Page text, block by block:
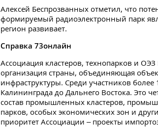
Алексей Беспрозванных отметил, что
формируемый радиоэлектронный парк
регион развивает.
Справка 73онлайн
Ассоциация кластеров, технопарков и
организация страны, объединяющая
инфраструктуры. Среди участников
Калининграда до Дальнего Востока. Это
состав промышленных кластеров,
парков, особых экономических зон и
приоритет Ассоциации – проекты